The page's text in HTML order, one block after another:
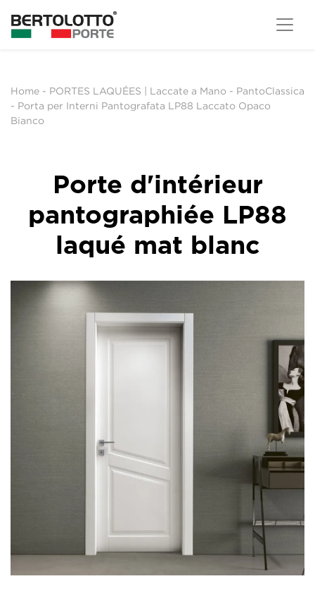
Home - PORTES LAQUÉES | Laccate a Mano - PantoClassica
- Porta per Interni Pantografata LP88 Laccato Opaco
Bianco
Porte d'intérieur
pantographiée LP88
laqué mat blanc